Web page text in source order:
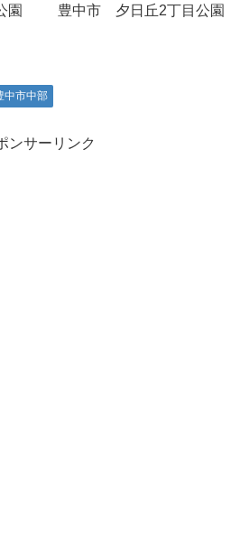
園 豊中市 夕日丘2丁目公園
中市中部
ンサーリンク